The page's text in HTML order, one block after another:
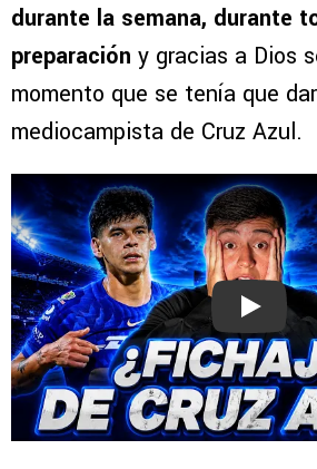
durante la semana, durante
preparación y gracias a Dios
momento que se tenía que
mediocampista de Cruz Azul.
Play